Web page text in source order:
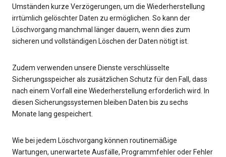
Umständen kurze Verzögerungen, um die Wiederherstellung
irrtümlich gelöschter Daten zu ermöglichen. So kann der
Löschvorgang manchmal länger dauern, wenn dies zum
sicheren und vollständigen Löschen der Daten nötigt ist.
Zudem verwenden unsere Dienste verschlüsselte
Sicherungsspeicher als zusätzlichen Schutz für den Fall, dass
nach einem Vorfall eine Wiederherstellung erforderlich wird. In
diesen Sicherungssystemen bleiben Daten bis zu sechs
Monate lang gespeichert.
Wie bei jedem Löschvorgang können routinemäßige
Wartungen, unerwartete Ausfälle, Programmfehler oder Fehler